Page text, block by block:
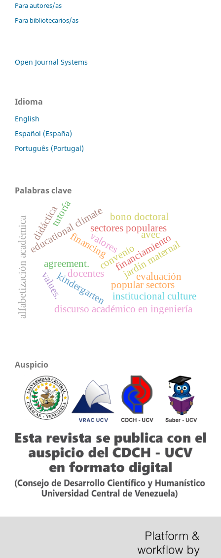
Para autores/as
Para bibliotecarios/as
Open Journal Systems
Idioma
English
Español (España)
Português (Portugal)
Palabras clave
avec
sectores populares
financiamiento
convenio
popular sectors
financing
agreement. jardín maternal
valores
institucional culture
educational climate
kindergarten
values.
discurso académico en ingeniería
alfabetización académica docentes evaluación
didácticatutoría bono doctoral
Auspicio